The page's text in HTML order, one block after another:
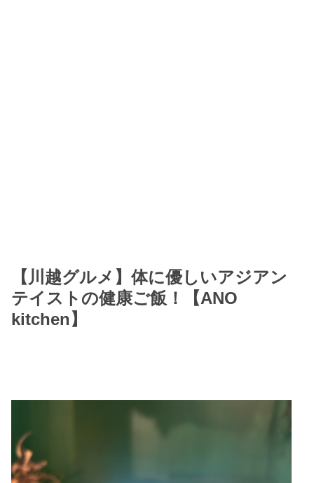
【川越グルメ】体に優しいアジアン
テイストの健康ご飯！【ANO
kitchen】